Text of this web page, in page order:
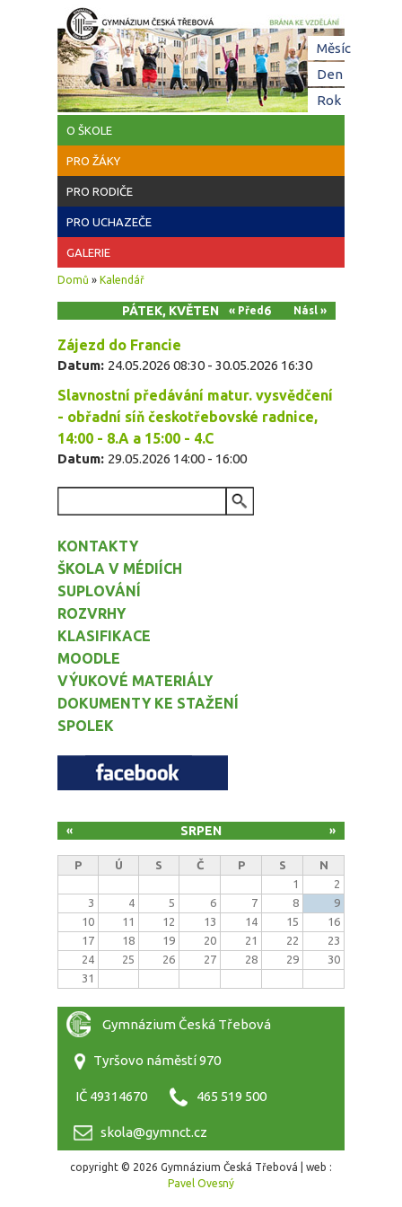
Přejít k hlavnímu obsahu
O ŠKOLE
PRO ŽÁKY
PRO RODIČE
PRO UCHAZEČE
GALERIE
Jste zde
Domů » Kalendář
PÁTEK, KVĚTEN 29, 2026
« Před Násl »
Zájezd do Francie
Datum: 24.05.2026 08:30 - 30.05.2026 16:30
Slavnostní předávání matur. vysvědčení
- obřadní síň českotřebovské radnice,
14:00 - 8.A a 15:00 - 4.C
Datum: 29.05.2026 14:00 - 16:00
KONTAKTY
ŠKOLA V MÉDIÍCH
SUPLOVÁNÍ
ROZVRHY
KLASIFIKACE
MOODLE
VÝUKOVÉ MATERIÁLY
DOKUMENTY KE STAŽENÍ
SPOLEK
SRPEN
« »
P Ú S Č P S
N
1
2
3
4 5 6 7 8
9
10
11 12 13 14 15
16
17
18 19 20 21 22
23
24
25 26 27 28 29
30
31
Gymnázium Česká Třebová
Tyršovo náměstí 970
IČ 49314670 465 519 500
skola@gymnct.cz
copyright © 2026 Gymnázium Česká Třebová | web :
Pavel Ovesný
Měsíc
Den(aktivní
Rok